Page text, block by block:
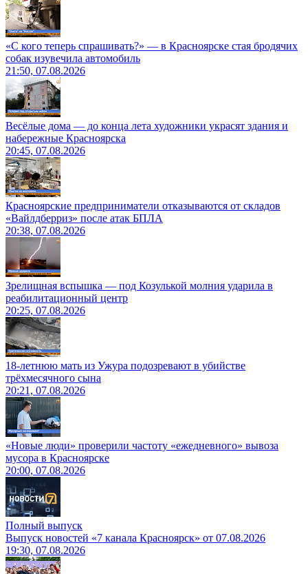
«С кого теперь спрашивать?» — в Красноярске стая бродячих
собак изувечила автомобиль
21:50, 07.08.2026
Весёлые дома — до конца лета художники украсят здания и
набережные Красноярска
20:45, 07.08.2026
Красноярские предприниматели отказываются от складов
«Вайлдберриз» после атак БПЛА
20:38, 07.08.2026
Зрелищная вспышка — под Козулькой молния ударила в
реабилитационный центр
20:25, 07.08.2026
18-летнюю мать из Ужура подозревают в убийстве
трёхмесячного сына
20:21, 07.08.2026
«Новые люди» проверили частоту «ежедневного» вывоза
мусора в Красноярске
20:00, 07.08.2026
Полный выпуск
Выпуск новостей «7 канала Красноярск» от 07.08.2026
19:30, 07.08.2026